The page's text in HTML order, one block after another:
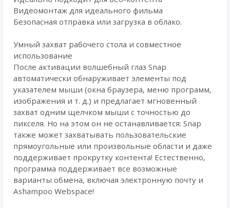
Видеомонтаж для идеального фильма
Безопасная отправка или загрузка в облако.
Умный захват рабочего стола и совместное
использование
После активации волшебный глаз Snap
автоматически обнаруживает элементы под
указателем мыши (окна браузера, меню программ,
изображения и т. д.) и предлагает мгновенный
захват одним щелчком мыши с точностью до
пикселя. Но на этом он не останавливается: Snap
также может захватывать пользовательские
прямоугольные или произвольные области и даже
поддерживает прокрутку контента! Естественно,
программа поддерживает все возможные
варианты обмена, включая электронную почту и
Ashampoo Webspace!